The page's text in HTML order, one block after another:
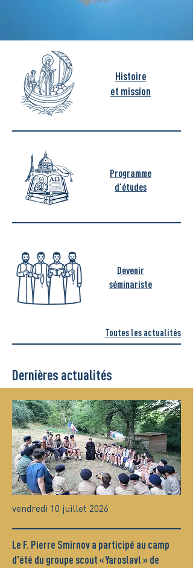
Histoire
et mission
Programme
d'études
Devenir
séminariste
Toutes les actualités
Dernières actualités
vendredi 10 juillet 2026
Le F. Pierre Smirnov a participé au camp
d'été du groupe scout « Yaroslavl » de